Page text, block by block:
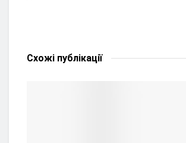
Схожі публікації